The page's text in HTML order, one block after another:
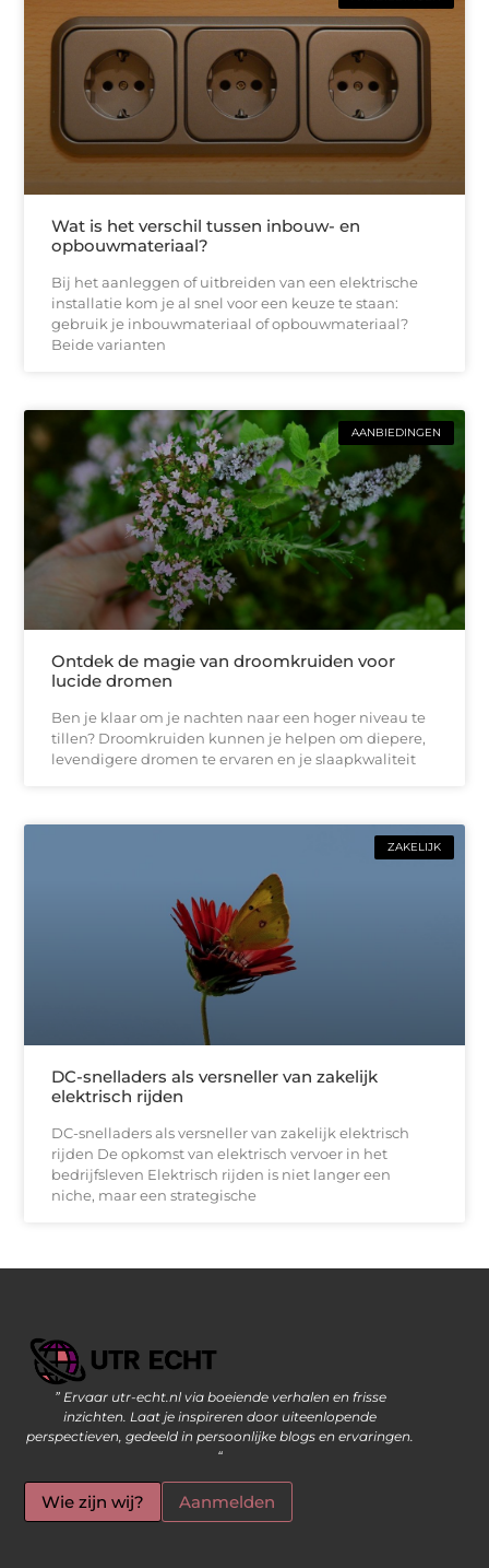
Wat is het verschil tussen inbouw- en
opbouwmateriaal?
Bij het aanleggen of uitbreiden van een elektrische
installatie kom je al snel voor een keuze te staan:
gebruik je inbouwmateriaal of opbouwmateriaal?
Beide varianten
AANBIEDINGEN
Ontdek de magie van droomkruiden voor
lucide dromen
Ben je klaar om je nachten naar een hoger niveau te
tillen? Droomkruiden kunnen je helpen om diepere,
levendigere dromen te ervaren en je slaapkwaliteit
ZAKELIJK
DC-snelladers als versneller van zakelijk
elektrisch rijden
DC-snelladers als versneller van zakelijk elektrisch
rijden De opkomst van elektrisch vervoer in het
bedrijfsleven Elektrisch rijden is niet langer een
niche, maar een strategische
” Ervaar utr-echt.nl via boeiende verhalen en frisse
inzichten. Laat je inspireren door uiteenlopende
perspectieven, gedeeld in persoonlijke blogs en ervaringen.
“
Wie zijn wij? Aanmelden